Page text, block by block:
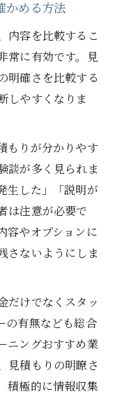
かめる方法
内容を比較するこ
常に有効です。見
明確さを比較する
しやすくなりま
もりが分かりやす
談が多く見られま
生した」「説明が
は注意が必要で
容やオプションに
さないようにしま
だけでなくスタッ
の有無なども総合
ニングおすすめ業
見積もりの明瞭さ
積極的に情報収集